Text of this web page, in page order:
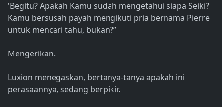
'Begitu? Apakah Kamu sudah mengetahui siapa Seiki?
Kamu bersusah payah mengikuti pria bernama Pierre
untuk mencari tahu, bukan?”
Mengerikan.
Luxion menegaskan, bertanya-tanya apakah ini
perasaannya, sedang berpikir.